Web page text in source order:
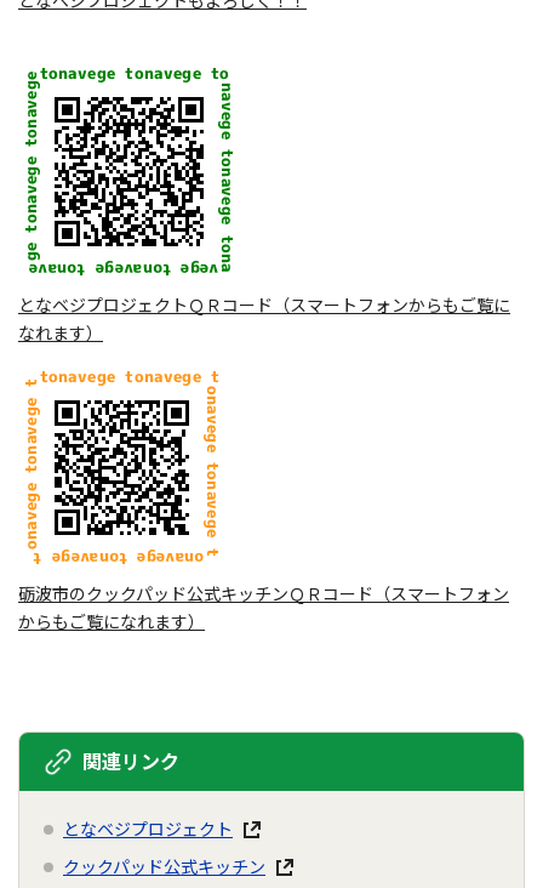
となベジプロジェクトＱＲコード（スマートフォンからもご覧に
なれます）
砺波市のクックパッド公式キッチンＱＲコード（スマートフォン
からもご覧になれます）
関連リンク
となベジプロジェクト
クックパッド公式キッチン